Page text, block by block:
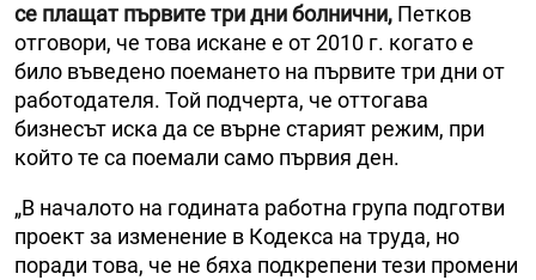
се плащат първите три дни болнични, Петков
отговори, че това искане е от 2010 г. когато е
било въведено поемането на първите три дни от
работодателя. Той подчерта, че оттогава
бизнесът иска да се върне старият режим, при
който те са поемали само първия ден.
„В началото на годината работна група подготви
проект за изменение в Кодекса на труда, но
поради това, че не бяха подкрепени тези промени